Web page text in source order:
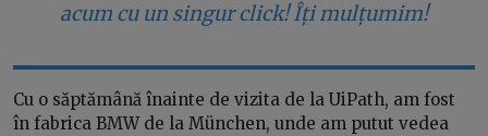
acum cu un singur click! Îți mulțumim!
Cu o săptămână înainte de vizita de la UiPath, am fost
în fabrica BMW de la München, unde am putut vedea